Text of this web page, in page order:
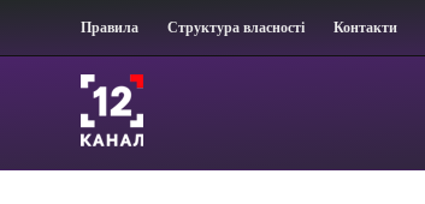
Правила Структура власності Контакти